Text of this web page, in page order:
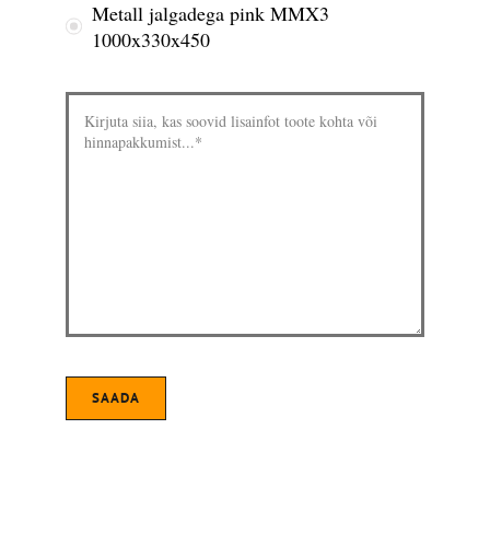
Metall jalgadega pink MMX3
1000x330x450
SAADA